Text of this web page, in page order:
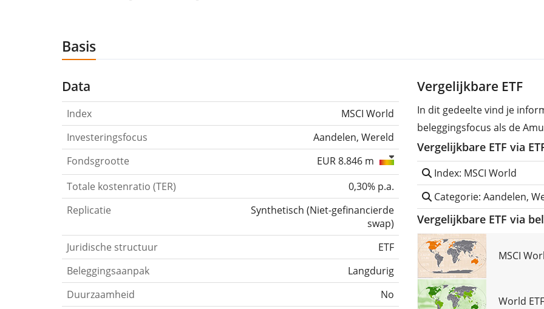
Basis
Data
Index
MSCI World
Investeringsfocus
Aandelen, Wereld
Fondsgrootte
EUR 8.846 m
Totale kostenratio (TER)
0,30% p.a.
Replicatie
Synthetisch (Niet-gefinancierde
swap)
Juridische structuur
ETF
Beleggingsaanpak
Langdurig
Duurzaamheid
No
Vergelijkbare ETF
In dit gedeelte vind je
beleggingsfocus als de
Vergelijkbare ETF via
Index: MSCI World
Categorie: Aandelen,
Vergelijkbare ETF via
MSCI
World